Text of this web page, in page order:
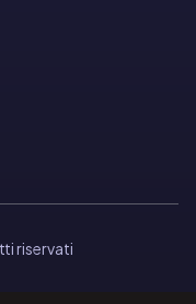
riservati